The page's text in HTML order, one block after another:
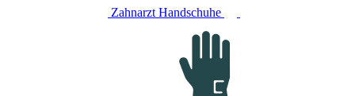
Zahnarzt Handschuhe